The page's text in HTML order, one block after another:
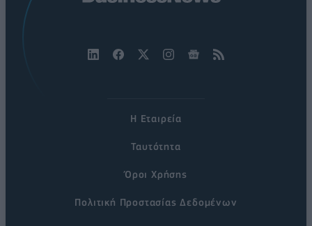
Η Εταιρεία
Ταυτότητα
Όροι Χρήσης
Πολιτική Προστασίας Δεδομένων